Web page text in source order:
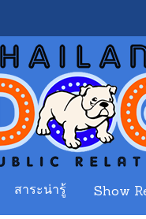
สาระน่ารู้ Show